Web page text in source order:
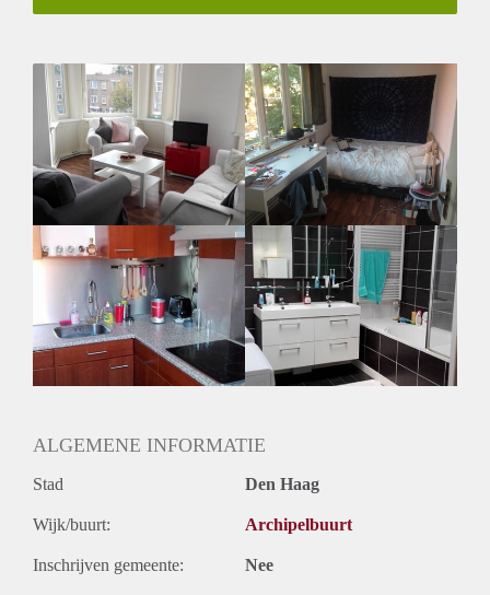
Het is overlegd met de huisbaas. Alle meubels blijven staan
ALGEMENE INFORMATIE
Stad Den Haag
Wijk/buurt: Archipelbuurt
Inschrijven gemeente: Nee